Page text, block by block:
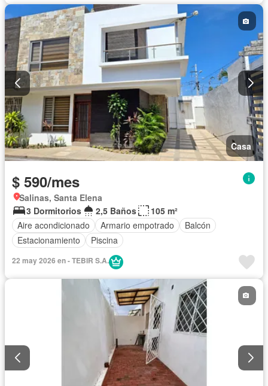
Casa
$ 590/mes
Salinas, Santa Elena
3 Dormitorios
2,5 Baños
105 m²
Aire acondicionado
Armario empotrado
Balcón
Estacionamiento
Piscina
22 may 2026 en - TEBIR S.A.